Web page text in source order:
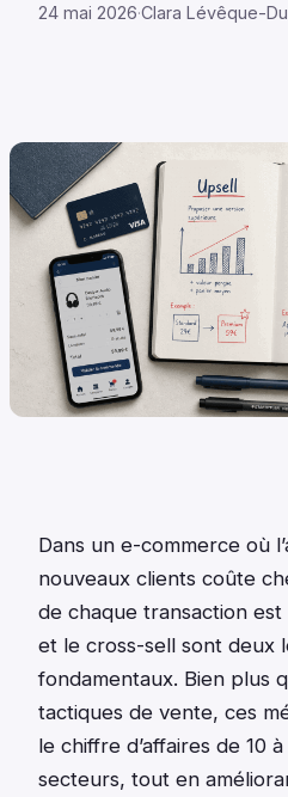
24 mai 2026·Clara Lévêque-
Dans un e-commerce où
nouveaux clients coûte
de chaque transaction est
et le cross-sell sont deux
fondamentaux. Bien plus
tactiques de vente, ces
le chiffre d’affaires de 10
secteurs, tout en